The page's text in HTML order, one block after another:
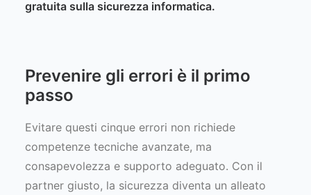
gratuita sulla sicurezza informatica.
Prevenire gli errori è il primo
passo
Evitare questi cinque errori non richiede
competenze tecniche avanzate, ma
consapevolezza e supporto adeguato. Con il
partner giusto, la sicurezza diventa un alleato